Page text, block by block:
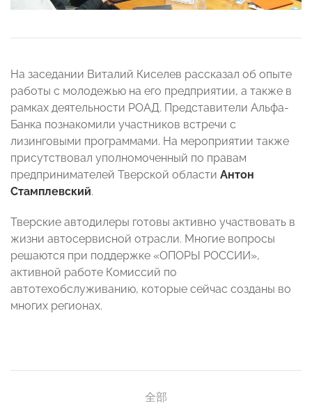
На заседании Виталий Киселев рассказал об опыте
работы с молодежью на его предприятии, а также в
рамках деятельности РОАД. Представители Альфа-
Банка познакомили участников встречи с
лизинговыми программами. На мероприятии также
присутствовал уполномоченный по правам
предпринимателей Тверской области Антон
Стамплевский.
Тверские автодилеры готовы активно участвовать в
жизни автосервисной отрасли. Многие вопросы
решаются при поддержке «ОПОРЫ РОССИИ»,
активной работе Комиссий по
автотехобслуживанию, которые сейчас созданы во
многих регионах.
全部